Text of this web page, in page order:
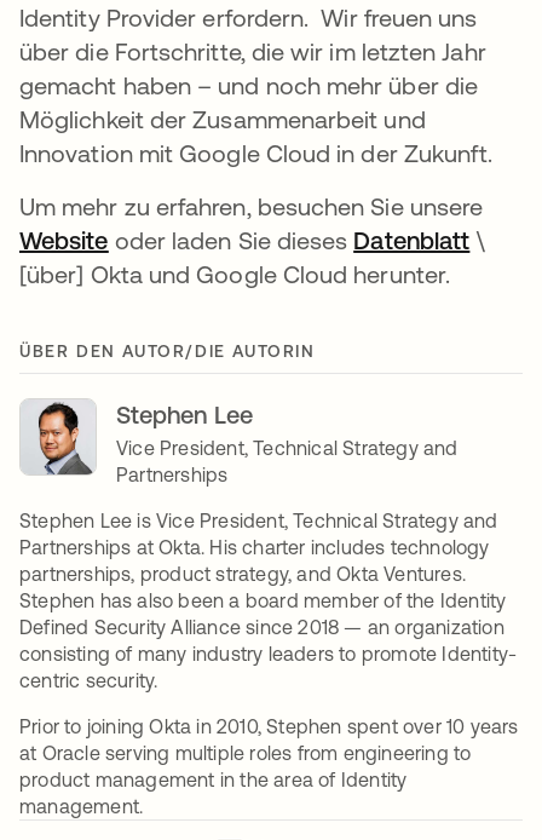
Identity Provider erfordern. Wir freuen uns
über die Fortschritte, die wir im letzten Jahr
gemacht haben – und noch mehr über die
Möglichkeit der Zusammenarbeit und
Innovation mit Google Cloud in der Zukunft.
Um mehr zu erfahren, besuchen Sie unsere
Website wird in einer neuen Registerkarte
oder laden Sie dieses Datenblatt wird
\
[über] Okta und Google Cloud herunter.
ÜBER DEN AUTOR/DIE AUTORIN
Stephen Lee
Vice President, Technical Strategy and
Partnerships
Stephen Lee is Vice President, Technical Strategy and
Partnerships at Okta. His charter includes technology
partnerships, product strategy, and Okta Ventures.
Stephen has also been a board member of the Identity
Defined Security Alliance since 2018 — an organization
consisting of many industry leaders to promote Identity-
centric security.
Prior to joining Okta in 2010, Stephen spent over 10 years
at Oracle serving multiple roles from engineering to
product management in the area of Identity
management.